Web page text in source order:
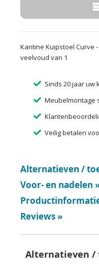
Kantine Kuipstoel Curve
veelvoud van 1
Sinds 20 jaar uw
Meubelmontage
Veilig betalen
Alternatieven /
Voor- en nadelen
Reviews »
Alternatieven /